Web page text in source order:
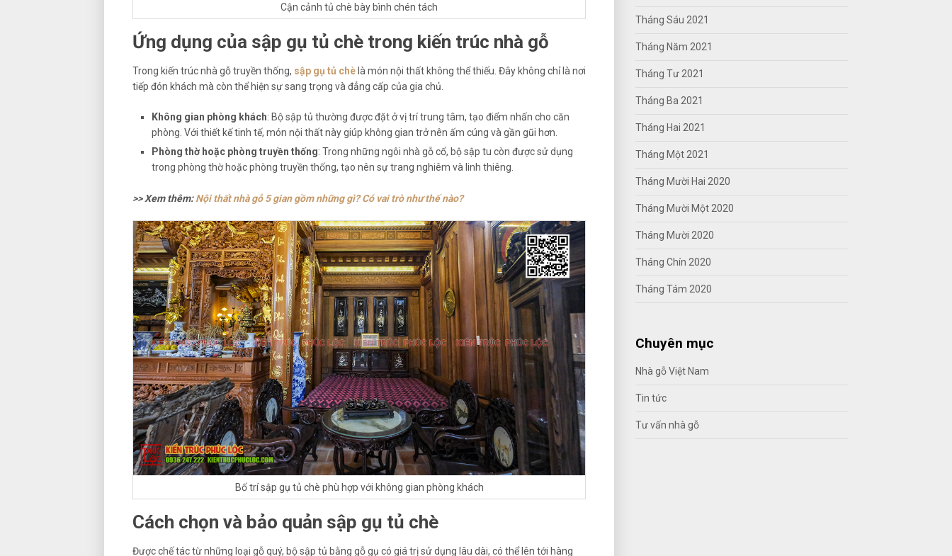
Cận cảnh tủ chè bày bình chén tách
Ứng dụng của sập gụ tủ chè trong kiến trúc nhà gỗ
Trong kiến trúc nhà gỗ truyền thống, sập gụ tủ chè là món nội thất không thể thiếu. Đây không chỉ là nơi
tiếp đón khách mà còn thể hiện sự sang trọng và đẳng cấp của gia chủ.
Không gian phòng khách: Bộ sập tủ thường được đặt ở vị trí trung tâm, tạo điểm nhấn cho căn
phòng. Với thiết kế tinh tế, món nội thất này giúp không gian trở nên ấm cúng và gần gũi hơn.
Phòng thờ hoặc phòng truyền thống: Trong những ngôi nhà gỗ cổ, bộ sập tu còn được sử dụng
trong phòng thờ hoặc phòng truyền thống, tạo nên sự trang nghiêm và linh thiêng.
>> Xem thêm:Nội thất nhà gỗ 5 gian gồm những gì? Có vai trò như thế nào?
Bố trí sập gụ tủ chè phù hợp với không gian phòng khách
Cách chọn và bảo quản sập gụ tủ chè
Được chế tác từ những loại gỗ quý, bộ sập tủ bằng gỗ gụ có giá trị sử dụng lâu dài, có thể lên tới hàng
Tháng Sáu 2021
Tháng Năm 2021
Tháng Tư 2021
Tháng Ba 2021
Tháng Hai 2021
Tháng Một 2021
Tháng Mười Hai 2020
Tháng Mười Một 2020
Tháng Mười 2020
Tháng Chín 2020
Tháng Tám 2020
Chuyên mục
Nhà gỗ Việt Nam
Tin tức
Tư vấn nhà gỗ